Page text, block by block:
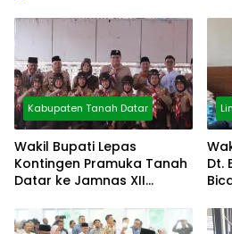
Kabupaten Tanah Datar
Wakil Bupati Lepas
Kontingen Pramuka Tanah
Datar ke Jamnas XII
Dt.